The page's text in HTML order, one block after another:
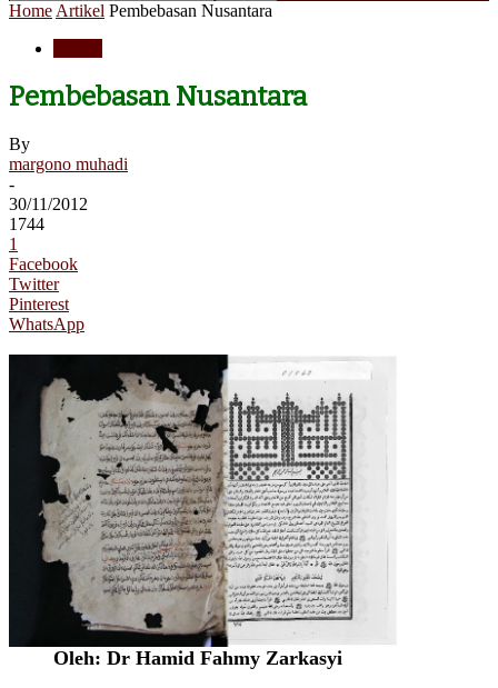
Home Artikel Pembebasan Nusantara
Pembebasan Nusantara
By
margono muhadi
-
30/11/2012
1744
1
Facebook
Twitter
Pinterest
WhatsApp
Oleh: Dr Hamid Fahmy Zarkasyi